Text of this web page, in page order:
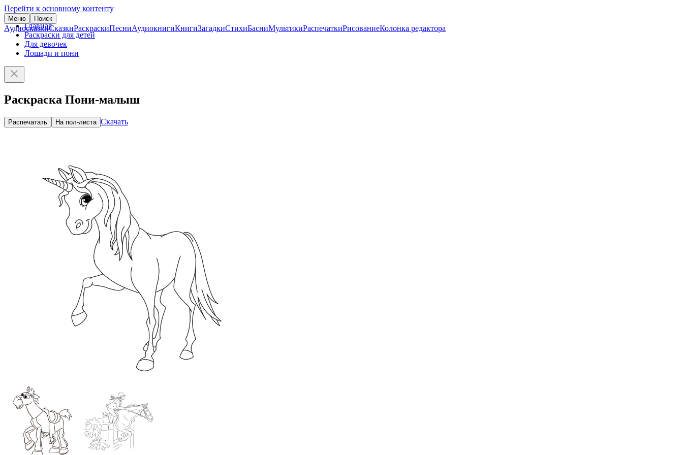
Перейти к основному контенту
Меню Поиск
АудиосказкиСказкиРаскраскиПесниАудиокнигиКнигиЗагадкиСтихиБасниМультикиРаспечаткиРисованиеКолонка редактора
Главная
Раскраски для детей
Для девочек
Лошади и пони
Раскраска Пони-малыш
Распечатать На пол-листа Скачать